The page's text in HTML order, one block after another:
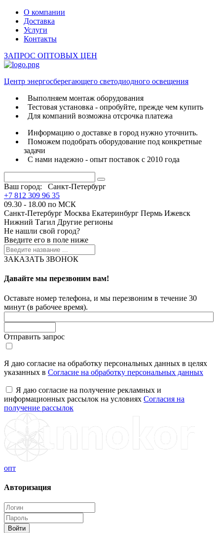
О компании
Доставка
Услуги
Контакты
ЗАПРОС ОПТОВЫХ ЦЕН
Центр энергосберегающего светодиодного освещения
Выполняем монтаж оборудования
Тестовая установка - опробуйте, прежде чем купить
Для компаний возможна отсрочка платежа
Информацию о доставке в город нужно уточнить.
Поможем подобрать оборудование под конкретные
задачи
С нами надежно - опыт поставок с 2010 года
Ваш город:
Санкт-Петербург
+7 812 309 96 35
09.30 - 18.00 по МСК
Санкт-Петербург Москва Екатеринбург Пермь Ижевск
Нижний Тагил Другие регионы
Не нашли свой город?
Введите его в поле ниже
ЗАКАЗАТЬ ЗВОНОК
Давайте мы перезвоним вам!
Оставьте номер телефона, и мы перезвоним в течение 30
минут (в рабочее время).
Отправить запрос
Я даю согласие на обработку персональных данных в целях
указанных в Согласие на обработку персональных данных
Я даю согласие на получение рекламных и
информационных рассылок на условиях Согласия на
получение рассылок
опт
Авторизация